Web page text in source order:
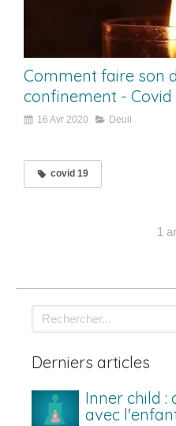
Comment faire son
confinement - Covid
16 Avr 2020 Deuil
covid 19
1
Rechercher
Derniers articles
Inner child
avec